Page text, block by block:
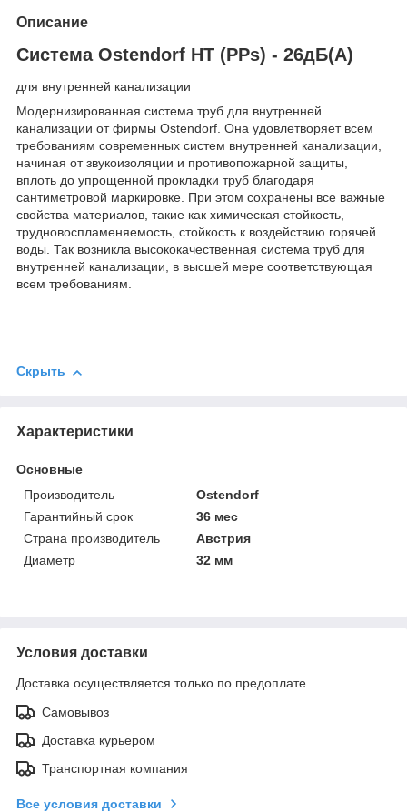
Описание
Система Ostendorf HT (PPs) - 26дБ(А)
для внутренней канализации
Модернизированная система труб для внутренней
канализации от фирмы Ostendorf. Она удовлетворяет всем
требованиям современных систем внутренней канализации,
начиная от звукоизоляции и противопожарной защиты,
вплоть до упрощенной прокладки труб благодаря
сантиметровой маркировке. При этом сохранены все важные
свойства материалов, такие как химическая стойкость,
трудновоспламеняемость, стойкость к воздействию горячей
воды. Так возникла высококачественная система труб для
внутренней канализации, в высшей мере соответствующая
всем требованиям.
Скрыть
Характеристики
Основные
Производитель
Ostendorf
Гарантийный срок
36 мес
Страна производитель
Австрия
Диаметр
32 мм
Условия доставки
Доставка осуществляется только по предоплате.
Самовывоз
Доставка курьером
Транспортная компания
Все условия доставки